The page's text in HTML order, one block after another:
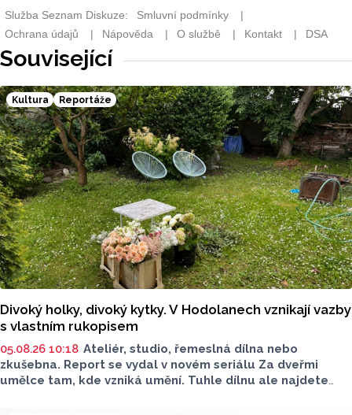
Související
Kultura Reportáže
Divoký holky, divoký kytky. V Hodolanech vznikají vazby
s vlastním rukopisem
05.08.26 10:18 Ateliér, studio, řemeslná dílna nebo
zkušebna. Report se vydal v novém seriálu Za dveřmi
umělce tam, kde vzniká umění. Tuhle dílnu ale najdete